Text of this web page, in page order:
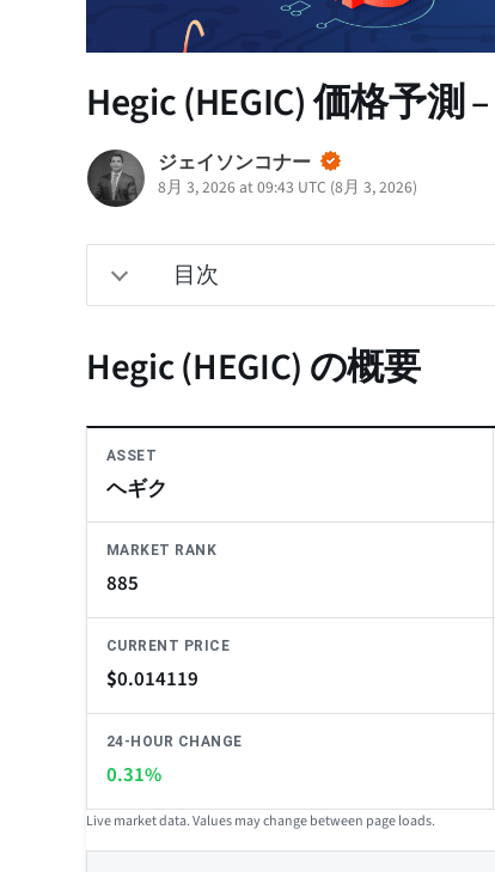
Hegic (HEGIC) 価格予測
ジェイソンコナー
8月 3, 2026 at 09:43 UTC (8月 3, 2026)
目次
Hegic (HEGIC) の概要
ASSET
ヘギク
MARKET RANK
885
CURRENT PRICE
$0.014119
24-HOUR CHANGE
0.31%
Live market data. Values may change between page loads.